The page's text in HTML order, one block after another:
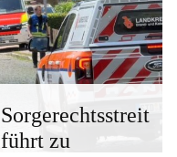
Sorgerechtsstreit
führt zu